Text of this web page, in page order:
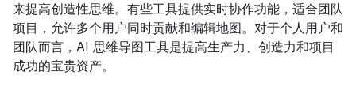
来提高创造性思维。有些工具提供实时协作功能，适合团队
项目，允许多个用户同时贡献和编辑地图。对于个人用户和
团队而言，AI 思维导图工具是提高生产力、创造力和项目
成功的宝贵资产。